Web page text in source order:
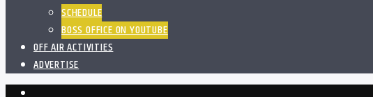
SCHEDULE
BOSS OFFICE ON YOUTUBE
OFF AIR ACTIVITIES
ADVERTISE